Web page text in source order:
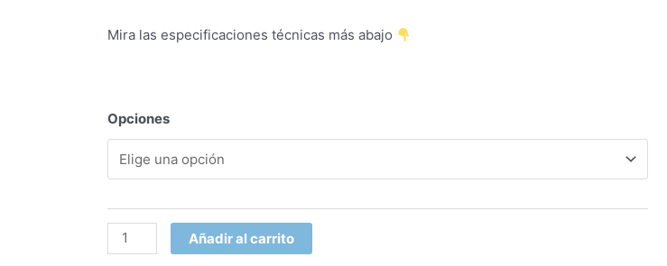
Mira las especificaciones técnicas más abajo
Opciones
Añadir al carrito